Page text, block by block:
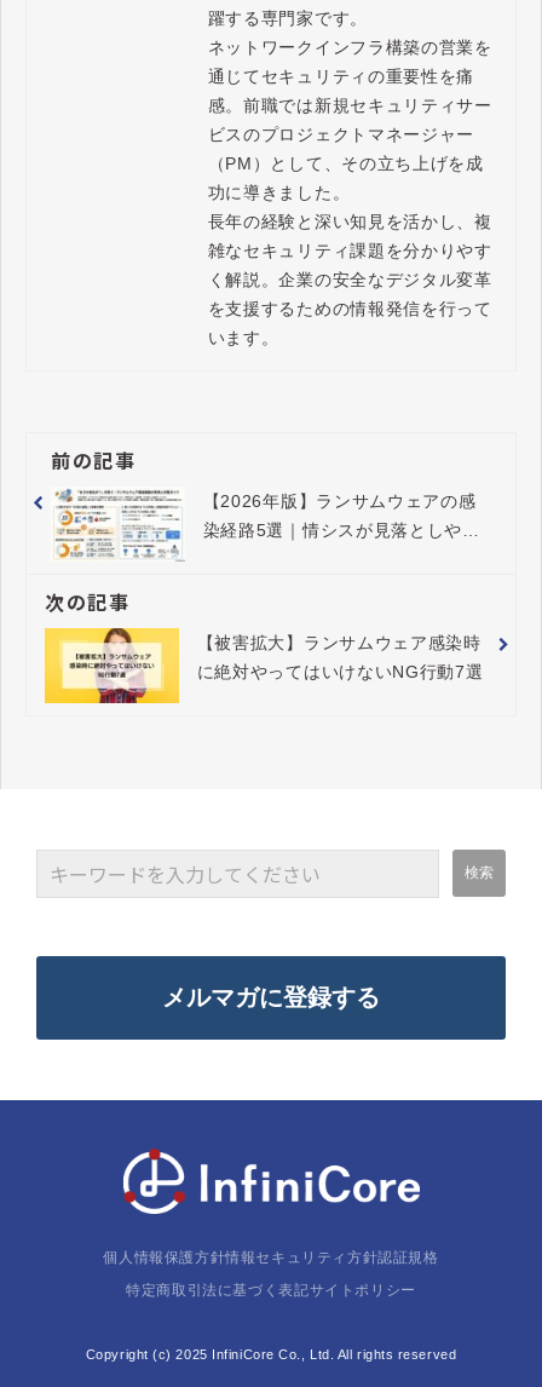
躍する専門家です。
ネットワークインフラ構築の営業を
通じてセキュリティの重要性を痛
感。前職では新規セキュリティサー
ビスのプロジェクトマネージャー
（PM）として、その立ち上げを成
功に導きました。
長年の経験と深い知見を活かし、複
雑なセキュリティ課題を分かりやす
く解説。企業の安全なデジタル変革
を支援するための情報発信を行って
います。
前の記事
【2026年版】ランサムウェアの感
染経路5選｜情シスが見落としやす
次の記事
【被害拡大】ランサムウェア感染時
に絶対やってはいけないNG行動7選
メルマガに登録する
個人情報保護方針情報セキュリティ方針認証規格
特定商取引法に基づく表記サイトポリシー
Copyright (c) 2025 InfiniCore Co., Ltd. All rights reserved